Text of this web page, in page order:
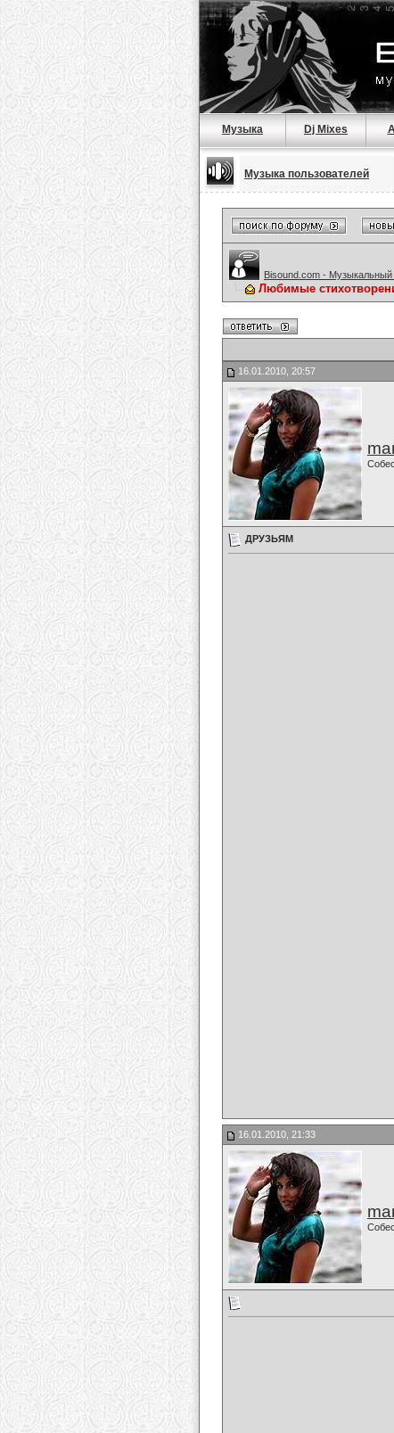
Музыка Dj Mixes
Музыка пользователей
Bisound.com - Музыкальный
Любимые
16.01.2010, 20:57
ДРУЗЬЯМ
16.01.2010, 21:33